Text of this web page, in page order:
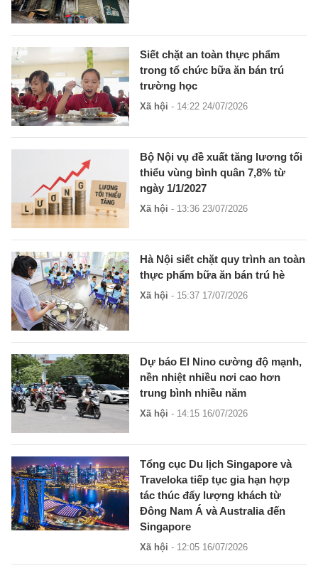
Siết chặt an toàn thực phẩm
trong tổ chức bữa ăn bán trú
trường học
Xã hội - 14:22 24/07/2026
Bộ Nội vụ đề xuất tăng lương tối
thiểu vùng bình quân 7,8% từ
ngày 1/1/2027
Xã hội - 13:36 23/07/2026
Hà Nội siết chặt quy trình an toàn
thực phẩm bữa ăn bán trú hè
Xã hội - 15:37 17/07/2026
Dự báo El Nino cường độ mạnh,
nền nhiệt nhiều nơi cao hơn
trung bình nhiều năm
Xã hội - 14:15 16/07/2026
Tổng cục Du lịch Singapore và
Traveloka tiếp tục gia hạn hợp
tác thúc đẩy lượng khách từ
Đông Nam Á và Australia đến
Singapore
Xã hội - 12:05 16/07/2026